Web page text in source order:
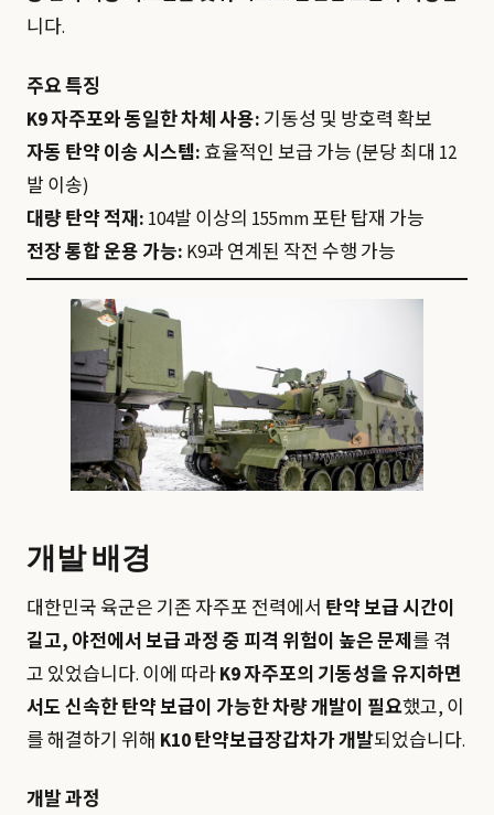
니다.
주요 특징
K9 자주포와 동일한 차체 사용: 기동성 및 방호력 확보
자동 탄약 이송 시스템:효율적인 보급 가능 (분당 최대 12
발 이송)
대량 탄약 적재: 104발 이상의 155mm 포탄 탑재 가능
전장 통합 운용 가능: K9과 연계된 작전 수행 가능
개발 배경
대한민국 육군은 기존 자주포 전력에서 탄약 보급 시간이
길고, 야전에서 보급 과정 중 피격 위험이 높은 문제 를 겪
고 있었습니다. 이에 따라K9 자주포의 기동성을 유지하면
서도 신속한 탄약 보급이 가능한 차량 개발이 필요했고, 이
를 해결하기 위해 K10 탄약보급장갑차가 개발되었습니다.
개발 과정